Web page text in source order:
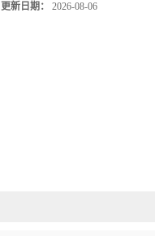
更新日期： 2026-08-06